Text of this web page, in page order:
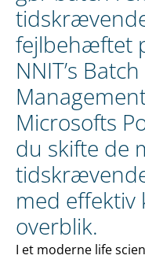
fejlbehæftet
NNIT’s
Microsofts
du skifte de
med effektiv
overblik.
I et moderne life